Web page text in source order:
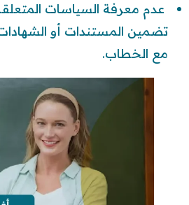
عدم معرفة السياسات
تضمين المستندات أو
مع الخطاب.